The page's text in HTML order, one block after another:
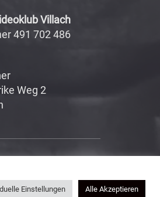
Villach
491 702 486
Weg 2
Einstellungen Alle Akzeptieren